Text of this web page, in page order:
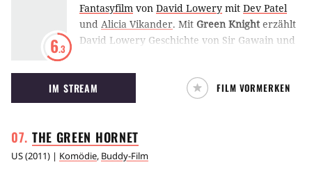
6.3
Fantasyfilm von David Lowery mit Dev Patel
und Alicia Vikander. Mit Green Knight erzählt
David Lowery Geschichte von Sir Gawain und
zieht der Ritter aus Arthurs Tafelrunde aus,
um sein Versprechen an den enthaupteten
Gegner einzulösen.
IM STREAM FILM VORMERKEN
THE GREEN HORNET
US(2011) | Komödie, Buddy-Film